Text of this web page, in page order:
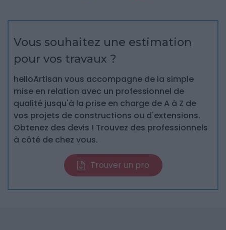
Vous souhaitez une estimation
pour vos travaux ?
helloArtisan vous accompagne de la simple
mise en relation avec un professionnel de
qualité jusqu'à la prise en charge de A à Z de
vos projets de constructions ou d'extensions.
Obtenez des devis ! Trouvez des professionnels
à côté de chez vous.
Trouver un pro